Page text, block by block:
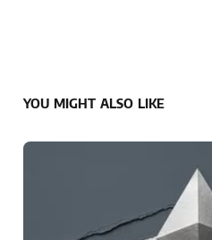
YOU MIGHT ALSO LIKE